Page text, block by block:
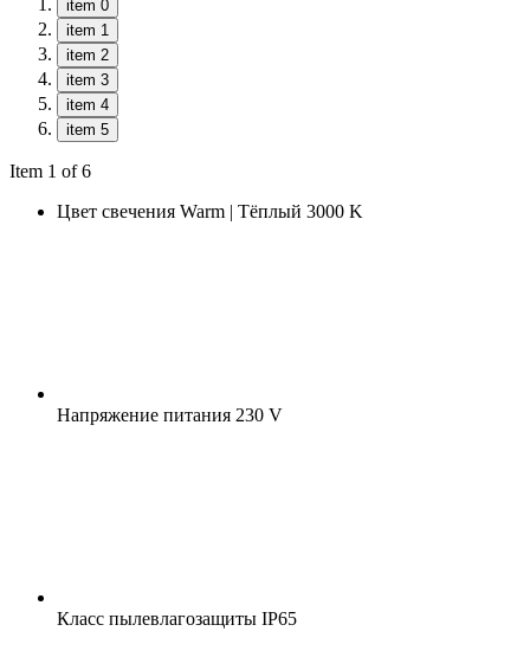
item 0
item 1
item 2
item 3
item 4
item 5
Item 1 of 6
Цвет свечения Warm | Тёплый 3000 K
Напряжение питания 230 V
Класс пылевлагозащиты IP65